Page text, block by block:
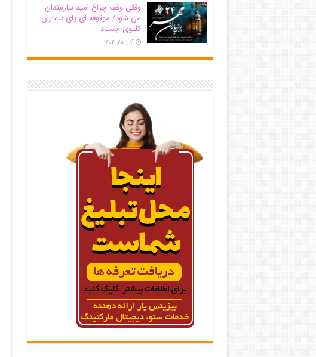
وقتی وقف چراغ امید نیازمندان
می شود/ موقوفه ای پای بیماران
کلیوی ایستاد
آذر ۲۵, ۱۴۰۴